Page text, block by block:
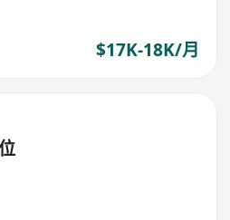
$17K-18K/月